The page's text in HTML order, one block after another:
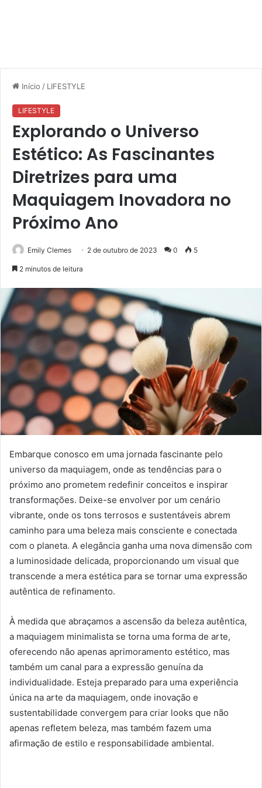
Início / LIFESTYLE
LIFESTYLE
Explorando o Universo
Estético: As Fascinantes
Diretrizes para uma
Maquiagem Inovadora no
Próximo Ano
Emily Clemes 2 de outubro de 2023 0 5
2 minutos de leitura
Embarque conosco em uma jornada fascinante pelo
universo da maquiagem, onde as tendências para o
próximo ano prometem redefinir conceitos e inspirar
transformações. Deixe-se envolver por um cenário
vibrante, onde os tons terrosos e sustentáveis abrem
caminho para uma beleza mais consciente e conectada
com o planeta. A elegância ganha uma nova dimensão com
a luminosidade delicada, proporcionando um visual que
transcende a mera estética para se tornar uma expressão
autêntica de refinamento.
À medida que abraçamos a ascensão da beleza autêntica,
a maquiagem minimalista se torna uma forma de arte,
oferecendo não apenas aprimoramento estético, mas
também um canal para a expressão genuína da
individualidade. Esteja preparado para uma experiência
única na arte da maquiagem, onde inovação e
sustentabilidade convergem para criar looks que não
apenas refletem beleza, mas também fazem uma
afirmação de estilo e responsabilidade ambiental.